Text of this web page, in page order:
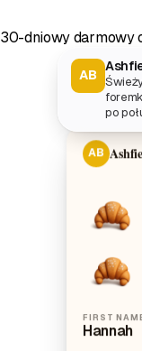
30-dniowy darmowy
AB
po
AB
FIRST
Hannah